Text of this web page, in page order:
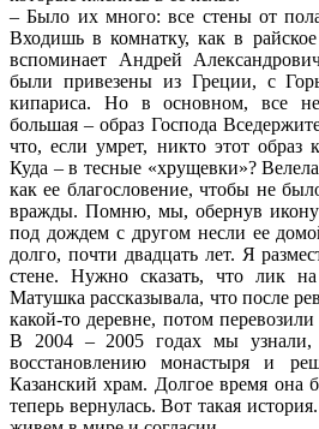
– Было их много: все стены от
Входишь в комнатку, как в
вспоминает Андрей
были привезены из Греции, с
кипариса. Но в основном, все
большая – образ Господа
что, если умрет, никто этот образ
Куда – в тесные «хрущевки»?
как ее благословение, чтобы не
вражды. Помню, мы, обернув икону
под дождем с другом несли ее
долго, почти двадцать лет. Я
стене. Нужно сказать, что лик
Матушка рассказывала, что после
какой-то деревне, потом
В 2004 – 2005 годах мы узнали,
восстановлению монастыря и
Казанский храм. Долгое время она
теперь вернулась. Вот такая